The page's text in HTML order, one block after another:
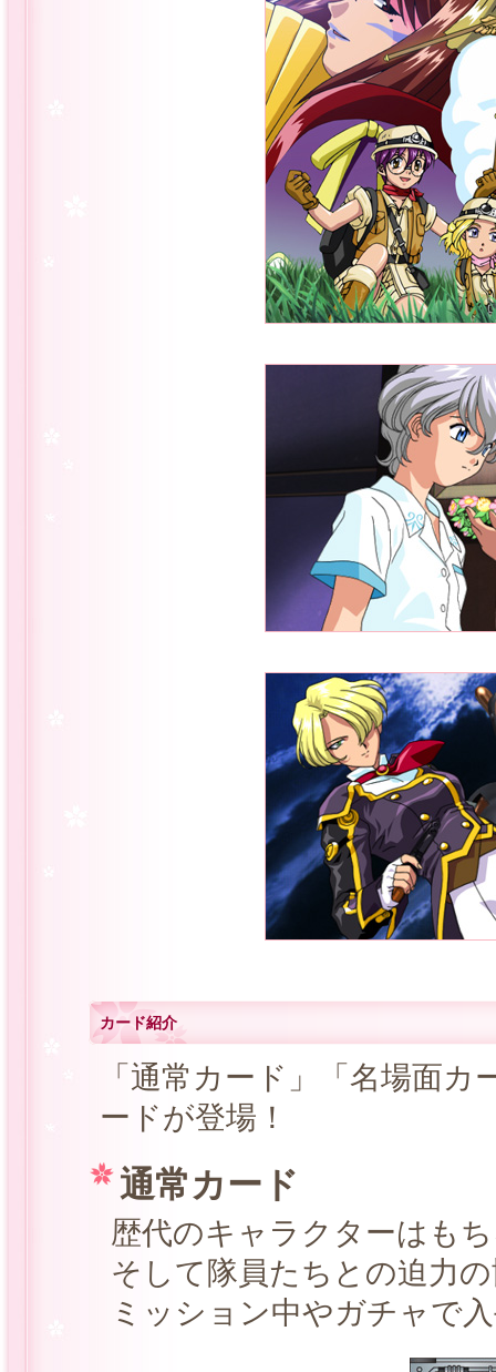
カード紹介
「通常カード」「名場面
ードが登場！
通常カード
歴代のキャラクターはも
そして隊員たちとの迫力
ミッション中やガチャで